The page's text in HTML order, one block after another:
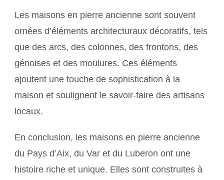
Les maisons en pierre ancienne sont souvent
ornées d’éléments architecturaux décoratifs, tels
que des arcs, des colonnes, des frontons, des
génoises et des moulures. Ces éléments
ajoutent une touche de sophistication à la
maison et soulignent le savoir-faire des artisans
locaux.
En conclusion, les maisons en pierre ancienne
du Pays d’Aix, du Var et du Luberon ont une
histoire riche et unique. Elles sont construites à